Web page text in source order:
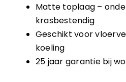
Matte toplaag –
krasbestendig
Geschikt voor
koeling
25 jaar garantie bij